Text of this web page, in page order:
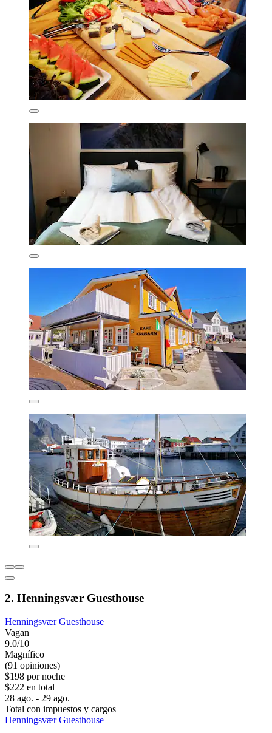
2. Henningsvær Guesthouse
Henningsvær Guesthouse
Vagan
9.0/10
Magnífico
(91 opiniones)
$198 por noche
$222 en total
28 ago. - 29 ago.
Total con impuestos y cargos
Henningsvær Guesthouse